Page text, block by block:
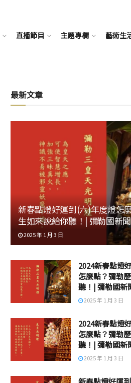
直播節目 主題專欄 藝術生
最新文章
新春點燈好運到(六)年度燈怎
生如來說給你聽！| 彌勒國新聞
2025 年 1 月 3 日
2024新春點燈
怎麼點？彌勒
聽！| 彌勒國新
2025 年 1 月 3 日
2024新春點燈
怎麼點？彌勒
聽！| 彌勒國新
2025 年 1 月 3 日